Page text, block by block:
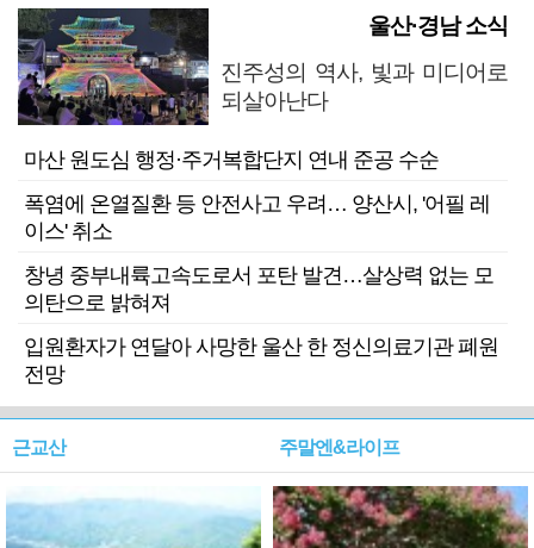
울산·경남 소식
진주성의 역사, 빛과 미디어로
되살아난다
마산 원도심 행정·주거복합단지 연내 준공 수순
폭염에 온열질환 등 안전사고 우려… 양산시, '어필 레
이스' 취소
창녕 중부내륙고속도로서 포탄 발견…살상력 없는 모
의탄으로 밝혀져
입원환자가 연달아 사망한 울산 한 정신의료기관 폐원
전망
근교산 주말엔&라이프